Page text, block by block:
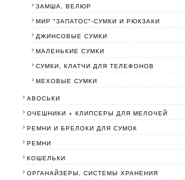
ЗАМША, ВЕЛЮР
МИР "ЗАПАТОС"-СУМКИ И РЮКЗАКИ
ДЖИНСОВЫЕ СУМКИ
МАЛЕНЬКИЕ СУМКИ
СУМКИ, КЛАТЧИ ДЛЯ ТЕЛЕФОНОВ
МЕХОВЫЕ СУМКИ
АВОСЬКИ
ОЧЕШНИКИ + КЛИПСЕРЫ ДЛЯ МЕЛОЧЕЙ
РЕМНИ И БРЕЛОКИ ДЛЯ СУМОК
РЕМНИ
КОШЕЛЬКИ
ОРГАНАЙЗЕРЫ, СИСТЕМЫ ХРАНЕНИЯ